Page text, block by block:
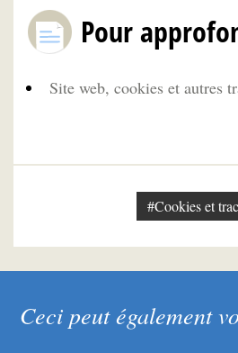
Pour
Site web, cookies et autres
#Cookies et
Ceci peut également